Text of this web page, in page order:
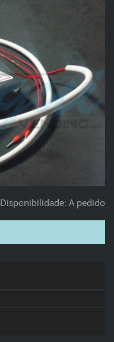
Disponibilidade: A pedido